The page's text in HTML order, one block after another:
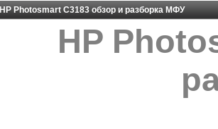
HP Photosmart C3183 обзор и разборка МФУ
HP